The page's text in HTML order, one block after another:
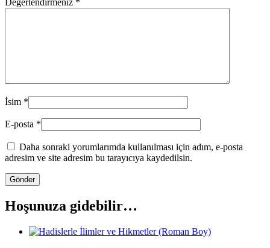
Değerlendirmeniz *
İsim *
E-posta *
Daha sonraki yorumlarımda kullanılması için adım, e-posta
adresim ve site adresim bu tarayıcıya kaydedilsin.
Hoşunuza gidebilir…